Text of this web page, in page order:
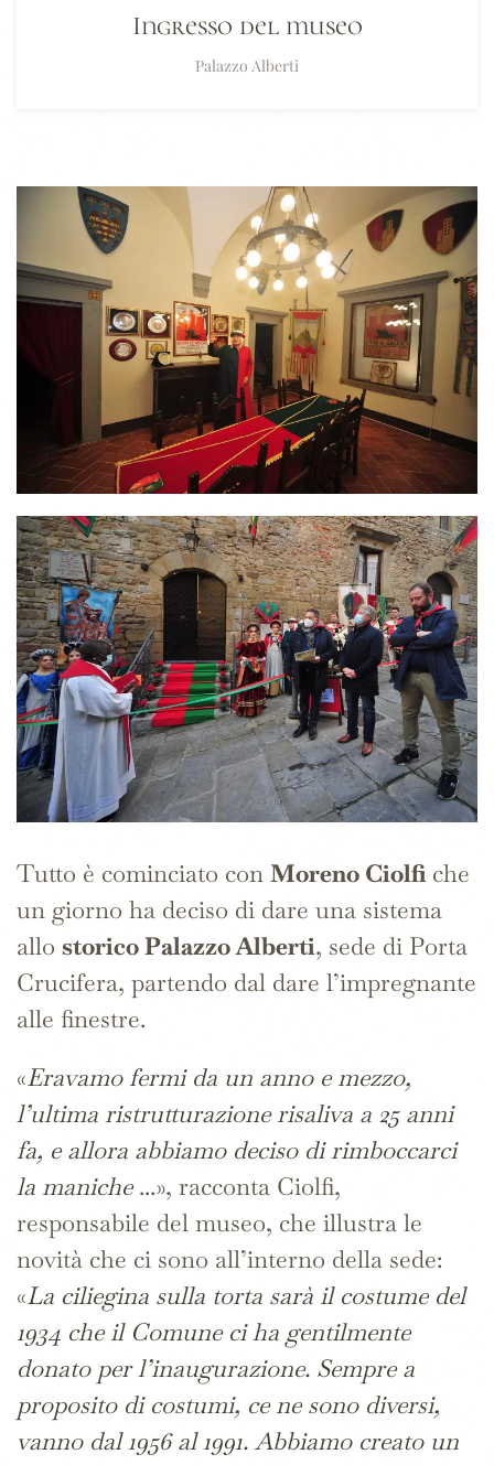
Ingresso del museo
Palazzo Alberti
Tutto è cominciato con Moreno Ciolfiche
un giorno ha deciso di dare una sistema
allo storico Palazzo Alberti, sede di Porta
Crucifera, partendo dal dare l’impregnante
alle finestre.
«Eravamo fermi da un anno e mezzo,
l’ultima ristrutturazione risaliva a 25 anni
fa, e allora abbiamo deciso di rimboccarci
la maniche...», racconta Ciolfi,
responsabile del museo, che illustra le
novità che ci sono all’interno della sede:
«La ciliegina sulla torta sarà il costume del
1934 che il Comune ci ha gentilmente
donato per l’inaugurazione. Sempre a
proposito di costumi, ce ne sono diversi,
vanno dal 1956 al 1991. Abbiamo creato un